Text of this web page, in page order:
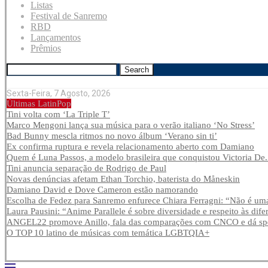
Listas
Festival de Sanremo
RBD
Lançamentos
Prêmios
Search
Sexta-Feira, 7 Agosto, 2026
Últimas LatinPop
Tini volta com ‘La Triple T’
Marco Mengoni lança sua música para o verão italiano ‘No Stress’
Bad Bunny mescla ritmos no novo álbum ‘Verano sin ti’
Ex confirma ruptura e revela relacionamento aberto com Damiano
Quem é Luna Passos, a modelo brasileira que conquistou Victoria
Tini anuncia separação de Rodrigo de Paul
Novas denúncias afetam Ethan Torchio, baterista do Måneskin
Damiano David e Dove Cameron estão namorando
Escolha de Fedez para Sanremo enfurece Chiara Ferragni: “Não é
Laura Pausini: “Anime Parallele é sobre diversidade e respeito às
ANGEL22 promove Anillo, fala das comparações com CNCO e dá
O TOP 10 latino de músicas com temática LGBTQIA+